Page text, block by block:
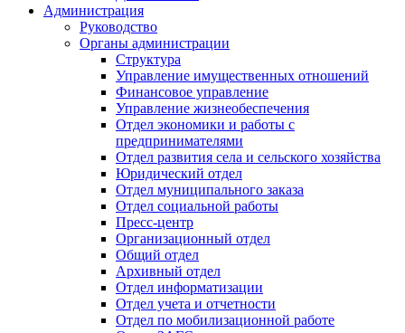
Администрация
Руководство
Органы администрации
Структура
Управление имущественных отношений
Финансовое управление
Управление жизнеобеспечения
Отдел экономики и работы с
предпринимателями
Отдел развития села и сельского хозяйства
Юридический отдел
Отдел муниципального заказа
Отдел социальной работы
Пресс-центр
Организационный отдел
Общий отдел
Архивный отдел
Отдел информатизации
Отдел учета и отчетности
Отдел по мобилизационной работе